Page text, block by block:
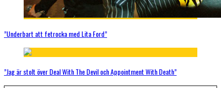
”Underbart att fetrocka med Lita Ford”
”Jag är stolt över Deal With The Devil och Appointment With Death”